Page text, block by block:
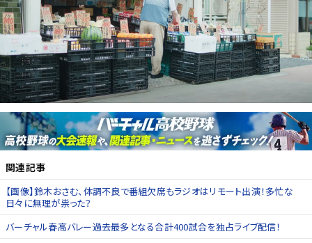
関連記事
【画像】鈴木おさむ、体調不良で番組欠席もラジオはリモート出演！多忙な
日々に無理が祟った？
バーチャル春高バレー過去最多となる合計400試合を独占ライブ配信！